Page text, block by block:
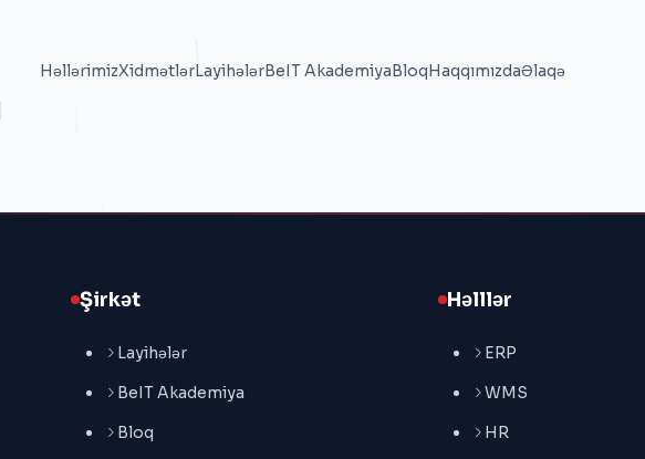
HəllərimizXidmətlərLayihələrBeIT AkademiyaBloqHaqqımızdaƏlaqə
Şirkət
Layihələr
BeIT Akademiya
Bloq
Həlllər
ERP
WMS
HR